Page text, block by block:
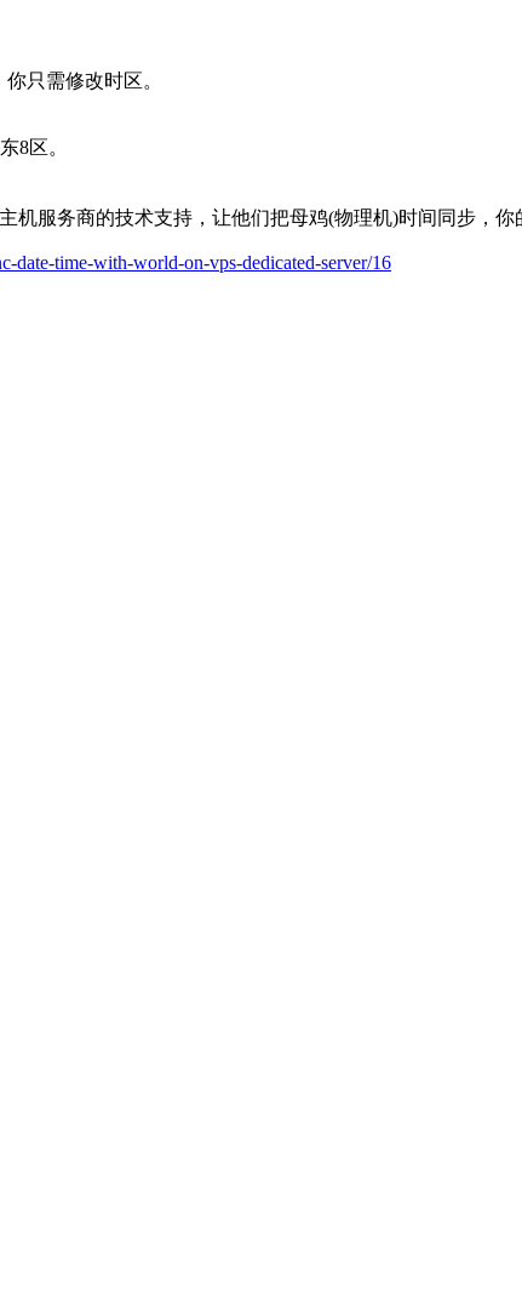
只需修改时区。
8区。
服务商的技术支持，让他们把母鸡(物理机)时间同步，你
date-time-with-world-on-vps-dedicated-server/16